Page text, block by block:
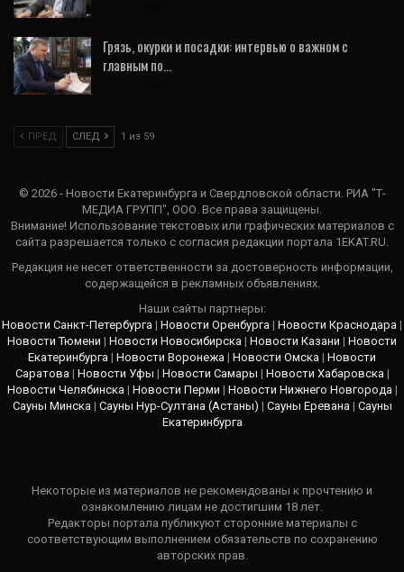
Грязь, окурки и посадки: интервью о важном с
главным по…
ПРЕД СЛЕД 1 из 59
© 2026 - Новости Екатеринбурга и Свердловской области. РИА "Т-
МЕДИА ГРУПП", ООО. Все права защищены.
Внимание! Использование текстовых или графических материалов с
сайта разрешается только c согласия редакции портала 1EKAT.RU.
Редакция не несет ответственности за достоверность информации,
содержащейся в рекламных объявлениях.
Наши сайты партнеры:
Новости Санкт-Петербурга | Новости Оренбурга | Новости Краснодара |
Новости Тюмени | Новости Новосибирска | Новости Казани | Новости
Екатеринбурга | Новости Воронежа | Новости Омска | Новости
Саратова | Новости Уфы | Новости Самары | Новости Хабаровска |
Новости Челябинска | Новости Перми | Новости Нижнего Новгорода |
Сауны Минска | Сауны Нур-Султана (Астаны) | Сауны Еревана | Сауны
Екатеринбурга
Некоторые из материалов не рекомендованы к прочтению и
ознакомлению лицам не достигшим 18 лет.
Редакторы портала публикуют сторонние материалы с
соответствующим выполнением обязательств по сохранению
авторских прав.